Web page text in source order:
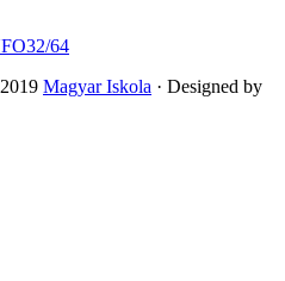
64
Magyar Iskola · Designed by